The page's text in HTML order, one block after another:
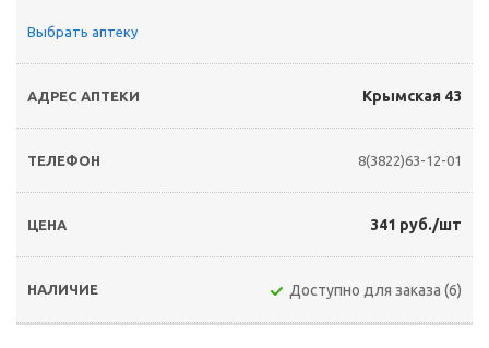
Выбрать аптеку
Крымская 43
8(3822)63-12-01
341 руб./шт
Доступно для заказа (6)